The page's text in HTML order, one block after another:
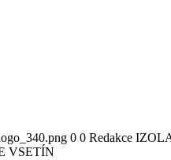
0 0 Redakce
VSETÍN